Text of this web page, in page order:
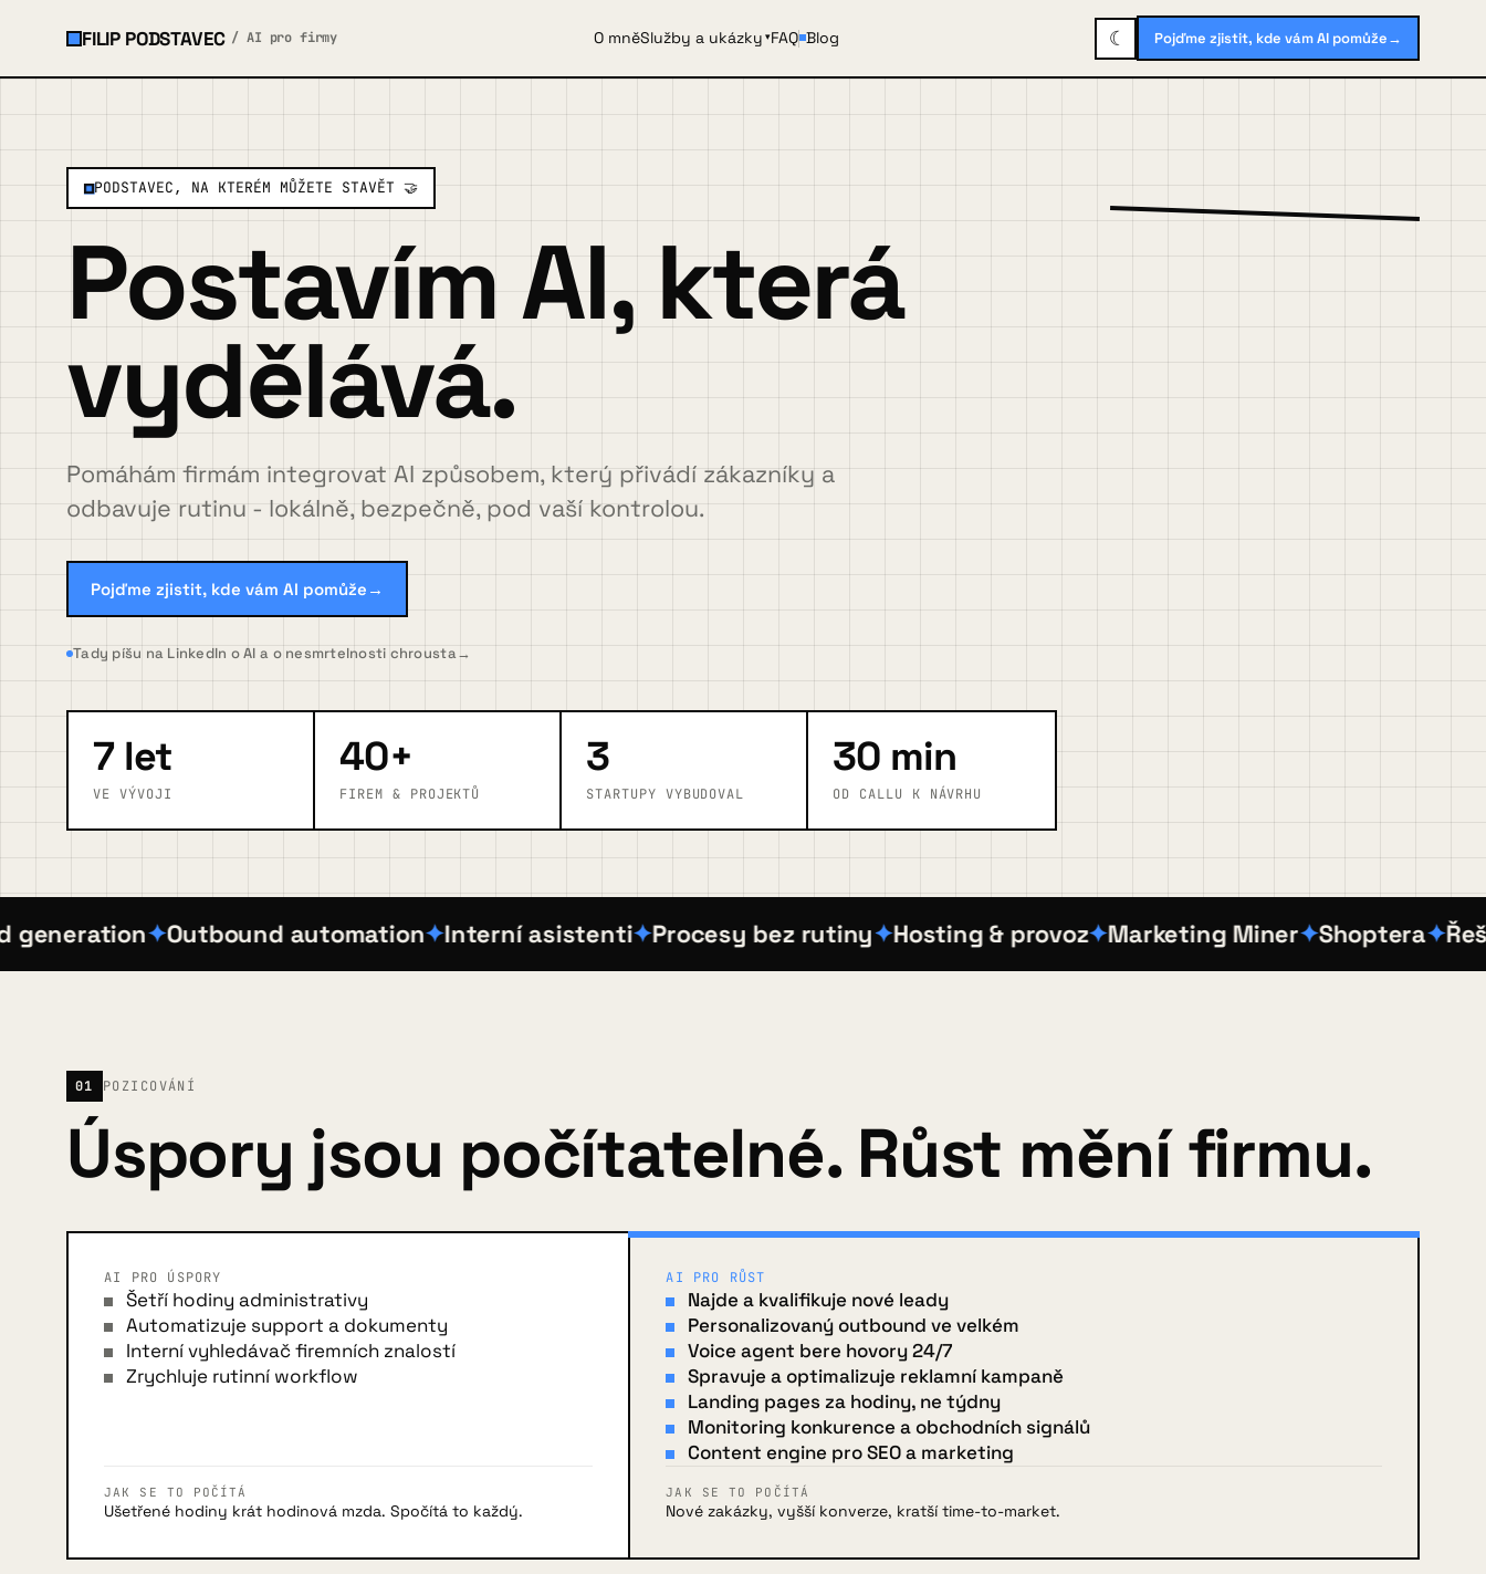
FILIP PODSTAVEC / AI pro firmy O mněSlužby a ukázky ▾FAQ Blog ☾ Pojďme zjistit, kde vám AI pomůže→
O mně
Služby a ukázky ▾
Spolupráce
Případovky
FAQ
Blog
Pojďme zjistit, kde vám AI pomůže→
PODSTAVEC, NA KTERÉM MŮŽETE STAVĚT 🤝
Postavím AI, která
vydělává.
Pomáhám firmám integrovat AI způsobem, který přivádí zákazníky a
odbavuje rutinu - lokálně, bezpečně, pod vaší kontrolou.
Pojďme zjistit, kde vám AI pomůže →
Tady píšu na LinkedIn o AI a o nesmrtelnosti chrousta→
7 let
VE VÝVOJI
40+
FIREM & PROJEKTŮ
3
STARTUPY VYBUDOVAL
30 min
OD CALLU K NÁVRHU
Outbound automation Interní asistenti Procesy bez rutiny Hosting & provoz Marketing Miner Shoptera
01 POZICOVÁNÍ
Úspory jsou počítatelné. Růst mění firmu.
AI PRO ÚSPORY
Šetří hodiny administrativy
Automatizuje support a dokumenty
Interní vyhledávač firemních znalostí
Zrychluje rutinní workflow
JAK SE TO POČÍTÁ
Ušetřené hodiny krát hodinová mzda. Spočítá to každý.
AI PRO RŮST
Najde a kvalifikuje nové leady
Personalizovaný outbound ve velkém
Voice agent bere hovory 24/7
Spravuje a optimalizuje reklamní kampaně
Landing pages za hodiny, ne týdny
Monitoring konkurence a obchodních signálů
Content engine pro SEO a marketing
JAK SE TO POČÍTÁ
Nové zakázky, vyšší konverze, kratší time-to-market.